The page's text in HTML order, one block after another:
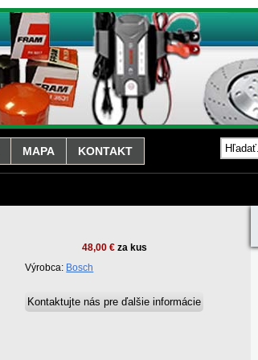
MAPA KONTAKT
48,00 € za kus
Výrobca: Bosch